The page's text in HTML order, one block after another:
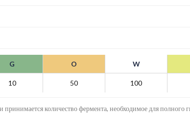
G O W
10 50 100
принимается количество фермента, необходимое для